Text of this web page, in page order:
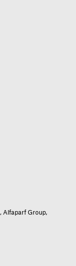
, Alfaparf Group,